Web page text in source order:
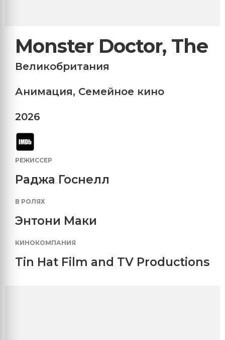
Monster Doctor, The
Великобритания
Анимация, Семейное кино
2026
РЕЖИССЕР
Раджа Госнелл
В РОЛЯХ
Энтони Маки
КИНОКОМПАНИЯ
Tin Hat Film and TV Productions